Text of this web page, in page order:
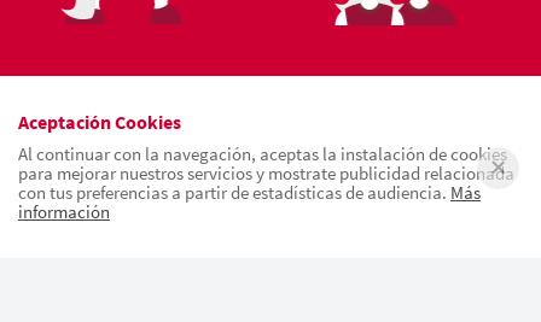
Aceptación Cookies
Al continuar con la navegación, aceptas la instalación de cookies
para mejorar nuestros servicios y mostrate publicidad relacionada
con tus preferencias a partir de estadísticas de audiencia. Más
información